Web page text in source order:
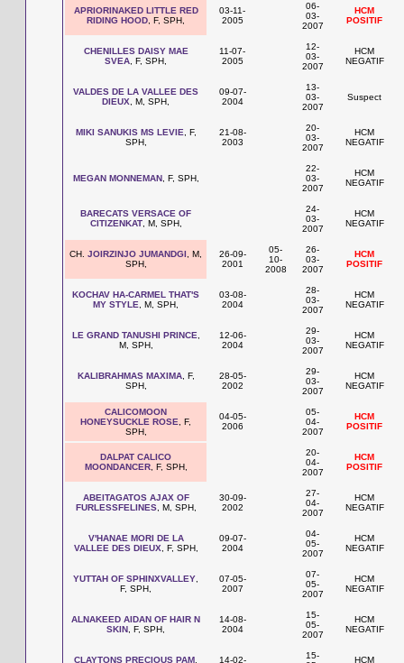
APRIORINAKED LITTLE RED
RIDING HOOD , F, SPH,
03-11-
2005
06-
03-
2007
HCM
POSITIF
CHENILLES DAISY MAE
SVEA , F, SPH,
11-07-
2005
12-
03-
2007
HCM
NEGATIF
VALDES DE LA VALLEE DES
DIEUX , M, SPH,
09-07-
2004
13-
03-
2007
Suspect
MIKI SANUKIS MS LEVIE , F,
SPH,
21-08-
2003
20-
03-
2007
HCM
NEGATIF
MEGAN MONNEMAN, F, SPH,
22-
03-
2007
HCM
NEGATIF
BARECATS VERSACE OF
CITIZENKAT, M, SPH,
24-
03-
2007
HCM
NEGATIF
CH. JOIRZINJO JUMANDGI , M,
SPH,
26-09-
2001
05-
10-
2008
26-
03-
2007
HCM
POSITIF
KOCHAV HA-CARMEL THAT'S
MY STYLE , M, SPH,
03-08-
2004
28-
03-
2007
HCM
NEGATIF
LE GRAND TANUSHI PRINCE
M, SPH,
12-06-
2004
29-
03-
2007
HCM
NEGATIF
KALIBRAHMAS MAXIMA, F,
SPH,
28-05-
2002
29-
03-
2007
HCM
NEGATIF
CALICOMOON
HONEYSUCKLE ROSE , F,
SPH,
04-05-
2006
05-
04-
2007
HCM
POSITIF
DALPAT CALICO
MOONDANCER, F, SPH,
20-
04-
2007
HCM
POSITIF
ABEITAGATOS AJAX OF
FURLESSFELINES, M, SPH,
30-09-
2002
27-
04-
2007
HCM
NEGATIF
V'HANAE MORI DE LA
VALLEE DES DIEUX , F, SPH,
09-07-
2004
04-
05-
2007
HCM
NEGATIF
YUTTAH OF SPHINXVALLEY
F, SPH,
07-05-
2007
07-
05-
2007
HCM
NEGATIF
ALNAKEED AIDAN OF HAIR N
SKIN , F, SPH,
14-08-
2004
15-
05-
2007
HCM
NEGATIF
CLAYTONS PRECIOUS PAM
14-02-
15-
HCM